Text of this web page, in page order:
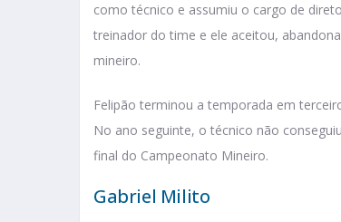
como técnico e assumiu o cargo de
treinador do time e ele aceitou,
mineiro.
Felipão terminou a temporada em
No ano seguinte, o técnico não
final do Campeonato Mineiro.
Gabriel Milito